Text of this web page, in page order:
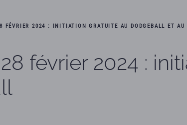
FÉVRIER 2024 : INITIATION GRATUITE AU DODGEBALL ET AU
février 2024 :